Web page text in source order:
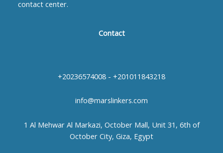
contact center.
Contact
+20236574008 - +201011843218
info@marslinkers.com
1 Al Mehwar Al Markazi, October Mall, Unit 31, 6th of
October City, Giza, Egypt